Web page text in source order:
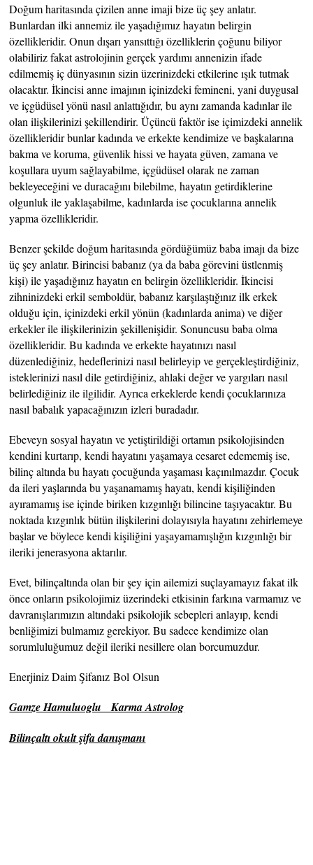
Doğum haritasında çizilen anne imaji bize üç şey anlatır.
Bunlardan ilki annemiz ile yaşadığımız hayatın belirgin
özellikleridir. Onun dışarı yansıttığı özelliklerin çoğunu biliyor
olabiliriz fakat astrolojinin gerçek yardımı annenizin ifade
edilmemiş iç dünyasının sizin üzerinizdeki etkilerine ışık tutmak
olacaktır. İkincisi anne imajının içinizdeki femineni, yani duygusal
ve içgüdüsel yönü nasıl anlattığıdır, bu aynı zamanda kadınlar ile
olan ilişkilerinizi şekillendirir. Üçüncü faktör ise içimizdeki annelik
özellikleridir bunlar kadında ve erkekte kendimize ve başkalarına
bakma ve koruma, güvenlik hissi ve hayata güven, zamana ve
koşullara uyum sağlayabilme, içgüdüsel olarak ne zaman
bekleyeceğini ve duracağını bilebilme, hayatın getirdiklerine
olgunluk ile yaklaşabilme, kadınlarda ise çocuklarına annelik
yapma özellikleridir.
Benzer şekilde doğum haritasında gördüğümüz baba imajı da bize
üç şey anlatır. Birincisi babanız (ya da baba görevini üstlenmiş
kişi) ile yaşadığınız hayatın en belirgin özellikleridir. İkincisi
zihninizdeki erkil semboldür, babanız karşılaştığınız ilk erkek
olduğu için, içinizdeki erkil yönün (kadınlarda anima) ve diğer
erkekler ile ilişkilerinizin şekillenişidir. Sonuncusu baba olma
özellikleridir. Bu kadında ve erkekte hayatınızı nasıl
düzenlediğiniz, hedeflerinizi nasıl belirleyip ve gerçekleştirdiğiniz,
isteklerinizi nasıl dile getirdiğiniz, ahlaki değer ve yargıları nasıl
belirlediğiniz ile ilgilidir. Ayrıca erkeklerde kendi çocuklarınıza
nasıl babalık yapacağınızın izleri buradadır.
Ebeveyn sosyal hayatın ve yetiştirildiği ortamın psikolojisinden
kendini kurtarıp, kendi hayatını yaşamaya cesaret edememiş ise,
bilinç altında bu hayatı çocuğunda yaşaması kaçınılmazdır. Çocuk
da ileri yaşlarında bu yaşanamamış hayatı, kendi kişiliğinden
ayıramamış ise içinde biriken kızgınlığı bilincine taşıyacaktır. Bu
noktada kızgınlık bütün ilişkilerini dolayısıyla hayatını zehirlemeye
başlar ve böylece kendi kişiliğini yaşayamamışlığın kızgınlığı bir
ileriki jenerasyona aktarılır.
Evet, bilinçaltında olan bir şey için ailemizi suçlayamayız fakat ilk
önce onların psikolojimiz üzerindeki etkisinin farkına varmamız ve
davranışlarımızın altındaki psikolojik sebepleri anlayıp, kendi
benliğimizi bulmamız gerekiyor. Bu sadece kendimize olan
sorumluluğumuz değil ileriki nesillere olan borcumuzdur.
Enerjiniz Daim Şifanız Bol Olsun
Gamze Hamuluoglu Karma Astrolog
Bilinçaltı okult şifa danışmanı